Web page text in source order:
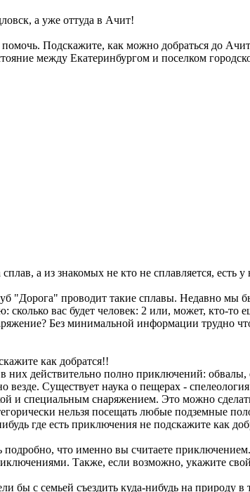
а уже оттуда в Ачит!
Подскажите, как можно добраться до
между Екатеринбургом и поселком
а из знакомых не кто не сплавляется,
"Дорога" проводит такие сплавы. Недавно мы
вас будет человек: 2 или, может, кто-то
Без минимальной информации трудно
как добратся!!
них действительно полно приключений:
Существует наука о пещерах -
и специальным снаряжением. Это можно
нельзя посещать любые подземные
где есть приключения не подскажите как
что именно вы считаете
Также, если возможно, укажите
бы с семьей съездить куда-нибудь на природу